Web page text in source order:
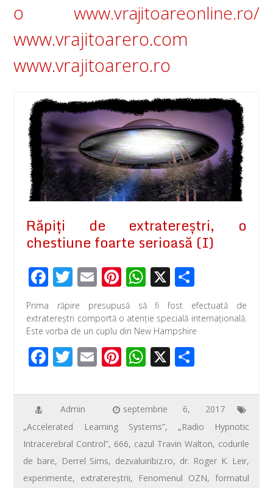
o
www.vrajitoareonline.ro/
www.vrajitoarero.com
www.vrajitoarero.ro
Răpiți de extratereștri, o
chestiune foarte serioasă (I)
F
ac
e
b
o
o
k
T
tt
er
E
ail
Pi
nt
er
e
st
W
h
at
s
A
p
p
X
ar
ta
je
Prima răpire presupusă să fi fost efectuată de
extratereștri comportă o atenție specială internațională.
Este vorba de un cuplu din New Hampshire
F
e
o
o
k
T
tt
er
E
ail
Pi
er
e
st
W
at
s
A
p
p
X
ta
je
az
ă
Admin
septembrie 6, 2017
„Accelerated Learning Systems”, „Radio Hypnotic
Intracerebral Control”, 666, cazul Travin Walton, codurile
de bare, Derrel Sims, dezvaluiribiz.ro, dr. Roger K. Leir,
experimente, extratereştrii, Fenomenul OZN,formatul